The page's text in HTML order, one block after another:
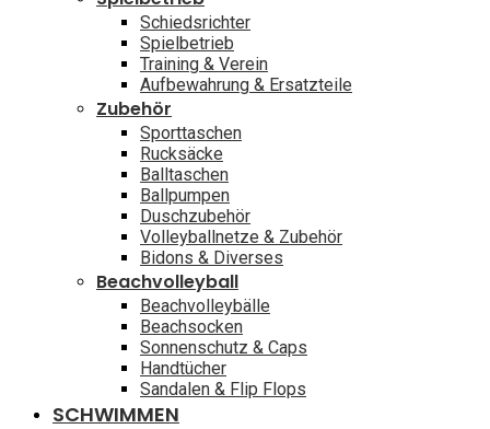
Schiedsrichter
Spielbetrieb
Training & Verein
Aufbewahrung & Ersatzteile
Zubehör
Sporttaschen
Rucksäcke
Balltaschen
Ballpumpen
Duschzubehör
Volleyballnetze & Zubehör
Bidons & Diverses
Beachvolleyball
Beachvolleybälle
Beachsocken
Sonnenschutz & Caps
Handtücher
Sandalen & Flip Flops
SCHWIMMEN